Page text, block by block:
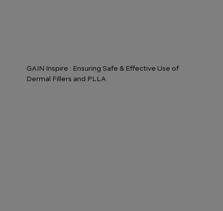
GAIN Inspire : Ensuring Safe & Effective Use of
Dermal Fillers and PLLA